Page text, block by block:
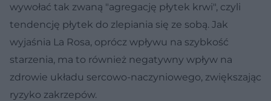
wywołać tak zwaną "agregację płytek krwi", czyli
tendencję płytek do zlepiania się ze sobą. Jak
wyjaśnia La Rosa, oprócz wpływu na szybkość
starzenia, ma to również negatywny wpływ na
zdrowie układu sercowo-naczyniowego, zwiększając
ryzyko zakrzepów.